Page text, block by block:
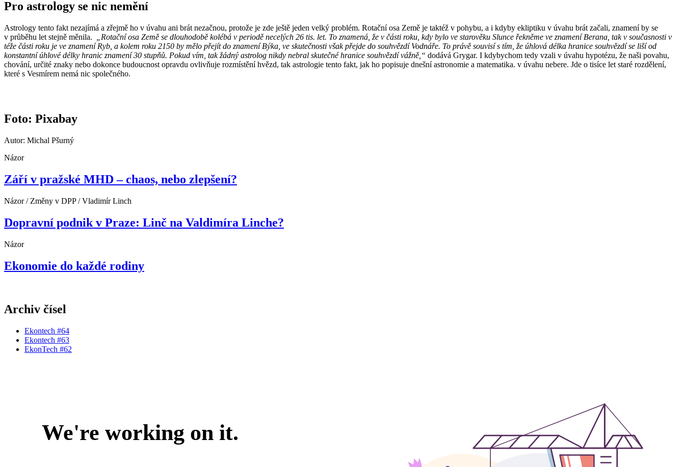
Pro astrology se nic nemění
Astrology tento fakt nezajímá a zřejmě ho v úvahu ani brát nezačnou, protože je zde ještě jeden velký problém. Rotační osa Země je taktéž v pohybu, a i kdyby ekliptiku v úvahu brát začali, znamení by se
v průběhu let stejně měnila.
„Rotační osa Země se dlouhodobě kolébá v periodě necelých 26 tis. let. To znamená, že v části roku, kdy bylo ve starověku Slunce řekněme ve znamení Berana, tak v současnosti v
téže části roku je ve znamení Ryb, a kolem roku 2150 by mělo přejít do znamení Býka, ve skutečnosti však přejde do souhvězdí Vodnáře. To právě souvisí s tím, že úhlová délka hranice souhvězdí se liší od
konstantní úhlové délky hranic znamení 30 stupňů. Pokud vím, tak žádný astrolog nikdy nebral skutečné hranice souhvězdí vážně,“ dodává Grygar. I kdybychom tedy vzali v úvahu hypotézu, že naši povahu,
chování, určité znaky nebo dokonce budoucnost opravdu ovlivňuje rozmístění hvězd, tak astrologie tento fakt, jak ho popisuje dnešní astronomie a matematika. v úvahu nebere. Jde o tisíce let staré rozdělení,
které s Vesmírem nemá nic společného.
Foto: Pixabay
Autor: Michal Pšurný
Názor
Září v pražské MHD – chaos, nebo zlepšení?
Názor / Změny v DPP / Vladimír Linch
Dopravní podnik v Praze: Linč na Valdimíra Linche?
Názor
Ekonomie do každé rodiny
Archiv čísel
Ekontech #64
Ekontech #63
EkonTech #62